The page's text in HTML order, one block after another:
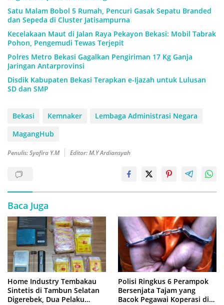
Satu Malam Bobol 5 Rumah, Pencuri Gasak Sepatu Branded
dan Sepeda di Cluster Jatisampurna
Kecelakaan Maut di Jalan Raya Pekayon Bekasi: Mobil Tabrak
Pohon, Pengemudi Tewas Terjepit
Polres Metro Bekasi Gagalkan Pengiriman 17 Kg Ganja
Jaringan Antarprovinsi
Disdik Kabupaten Bekasi Terapkan e-Ijazah untuk Lulusan
SD dan SMP
Bekasi Kemnaker
Lembaga Administrasi Negara
MagangHub
Penulis: Syafira Y.M Editor: M.Y Ardiansyah
Baca Juga
Home Industry Tembakau
Sintetis di Tambun Selatan
Digerebek, Dua Pelaku
Polisi Ringkus 6 Perampok
Bersenjata Tajam yang
Bacok Pegawai Koperasi di